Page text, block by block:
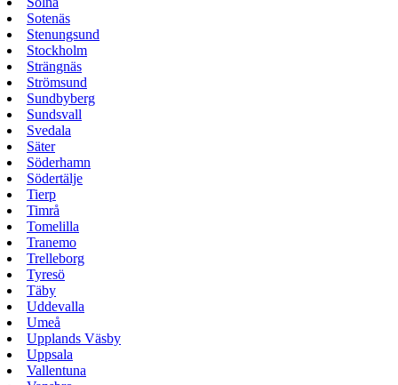
Sotenäs
Stenungsund
Stockholm
Strängnäs
Strömsund
Sundbyberg
Sundsvall
Svedala
Säter
Söderhamn
Södertälje
Tierp
Timrå
Tomelilla
Tranemo
Trelleborg
Tyresö
Täby
Uddevalla
Umeå
Upplands Väsby
Uppsala
Vallentuna